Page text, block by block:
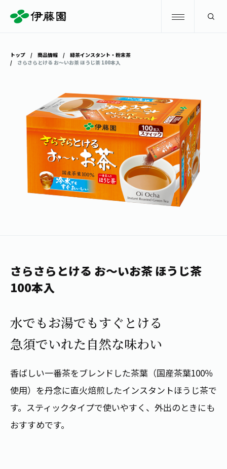
商品情報トップ
主要ブランド
お〜いお茶
健康ミネラルむぎ茶
ブランドから探す
キーワードから探す
安全・安心への取組み
キャンペーン
お茶を知る・楽しむ
お茶を知る・楽しむ
お茶を楽しむ
レシピ集
お茶を知る
お茶百科キッズ
茶産地育成事業
茶殻リサイクルシステム
体験・イベント
お茶の複合型博物館
食育・文化
食育・イベント
新俳句大賞
Green Tea for Good
伊藤園の店舗トップ
店舗検索
通信販売トップ
THE ITOEN
Inner CHARM
トップ 商品情報
緑茶インスタント・粉末茶
さらさらとける お～いお茶 ほうじ茶 100本入
さらさらとける お～いお茶 ほうじ茶
100本入
水でもお湯でもすぐとける
急須でいれた自然な味わい
香ばしい一番茶をブレンドした茶葉（国産茶葉100％
使用）を丹念に直火焙煎したインスタントほうじ茶で
す。スティックタイプで使いやすく、外出のときにも
おすすめです。